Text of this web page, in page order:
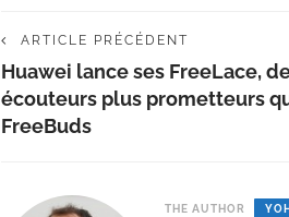
ARTICLE PRÉCÉDENT
Huawei lance ses FreeLace,
écouteurs plus prometteurs
FreeBuds
THE AUTHOR